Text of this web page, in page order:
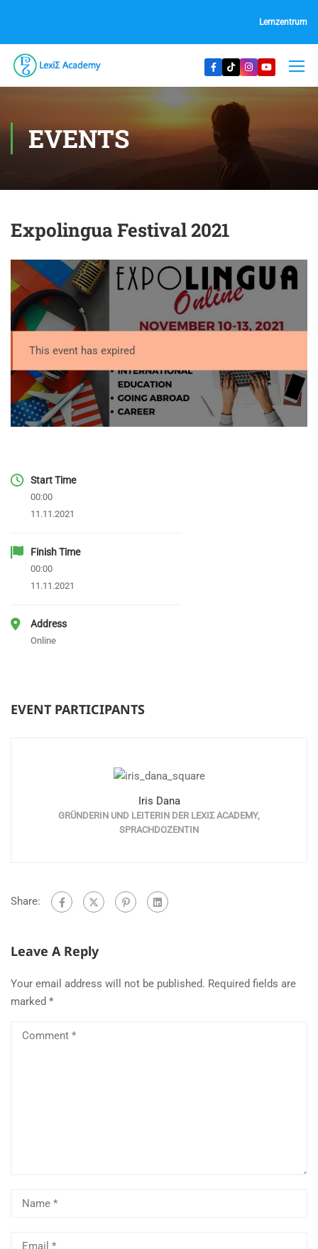
Lernzentrum
EVENTS
Expolingua Festival 2021
This event has expired
Start Time
00:00
11.11.2021
Finish Time
00:00
11.11.2021
Address
Online
EVENT PARTICIPANTS
Iris Dana
GRÜNDERIN UND LEITERIN DER LEXIΣ ACADEMY,
SPRACHDOZENTIN
Share:
Leave A Reply
Your email address will not be published. Required fields are
marked *